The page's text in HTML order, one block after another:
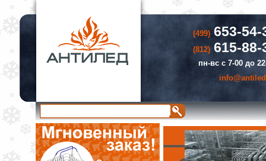
(499)653-54-
(812)615-88-
пн-вс с 7-00 до